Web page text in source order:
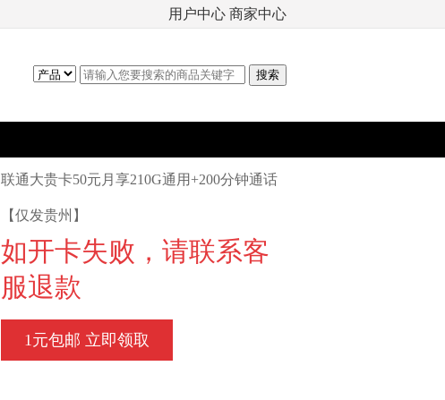
用户中心 商家中心
联通大贵卡50元月享210G通用+200分钟通话
【仅发贵州】
如开卡失败，请联系客
服退款
1元包邮 立即领取